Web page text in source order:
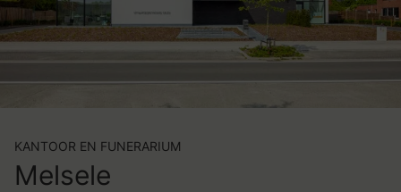
KANTOOR EN FUNERARIUM
Melsele